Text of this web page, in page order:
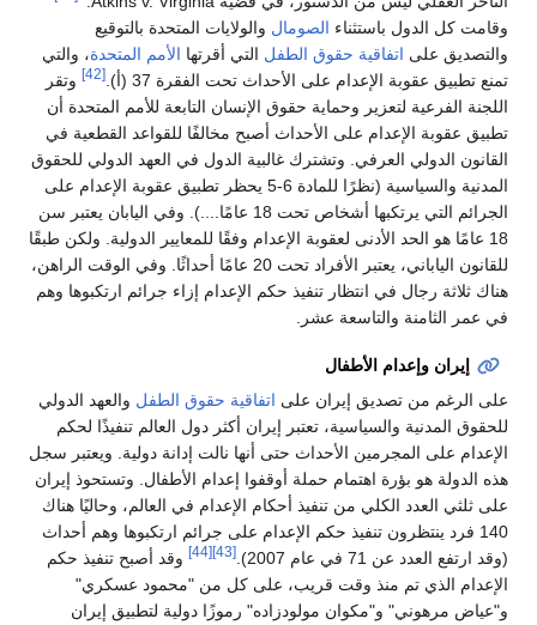
وقامت كل الدول باستثناء الصومال والولايات المتحدة بالتوقيع
والتصديق على اتفاقية حقوق الطفل التي أقرتها الأمم المتحدة، والتي
تمنع تطبيق عقوبة الإعدام على الأحداث تحت الفقرة 37 (أ).
[42]
وتقر
اللجنة الفرعية لتعزير وحماية حقوق الإنسان التابعة للأمم المتحدة أن
تطبيق عقوبة الإعدام على الأحداث أصبح مخالفًا للقواعد القطعية في
القانون الدولي العرفي. وتشترك غالبية الدول في العهد الدولي للحقوق
المدنية والسياسية (نظرًا للمادة 6-5 يحظر تطبيق عقوبة الإعدام على
الجرائم التي يرتكبها أشخاص تحت 18 عامًا....). وفي اليابان يعتبر سن
18 عامًا هو الحد الأدنى لعقوبة الإعدام وفقًا للمعايير الدولية. ولكن طبقًا
للقانون الياباني، يعتبر الأفراد تحت 20 عامًا أحداثًا. وفي الوقت الراهن،
هناك ثلاثة رجال في انتظار تنفيذ حكم الإعدام إزاء جرائم ارتكبوها وهم
في عمر الثامنة والتاسعة عشر.
إيران وإعدام الأطفال
على الرغم من تصديق إيران على اتفاقية حقوق الطفل والعهد الدولي
للحقوق المدنية والسياسية، تعتبر إيران أكثر دول العالم تنفيذًا لحكم
الإعدام على المجرمين الأحداث حتى أنها نالت إدانة دولية. ويعتبر سجل
هذه الدولة هو بؤرة اهتمام حملة أوقفوا إعدام الأطفال. وتستحوذ إيران
على ثلثي العدد الكلي من تنفيذ أحكام الإعدام في العالم، وحاليًا هناك
140 فرد ينتظرون تنفيذ حكم الإعدام على جرائم ارتكبوها وهم أحداث
(وقد ارتفع العدد عن 71 في عام 2007).
[43]
[44]
وقد أصبح تنفيذ حكم
الإعدام الذي تم منذ وقت قريب، على كل من "محمود عسكري"
و"عياض مرهوني" و"مكوان مولودزاده" رموزًا دولية لتطبيق إيران